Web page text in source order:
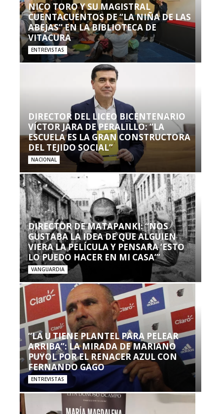
NICO TORO Y SU MAGISTRAL
CUENTACUENTOS DE “LA NIÑA DE LAS
ABEJAS” EN LA BIBLIOTECA DE
VITACURA
ENTREVISTAS
DIRECTOR DEL LICEO BICENTENARIO
VÍCTOR JARA DE PERALILLO: “LA
ESCUELA ES LA GRAN CONSTRUCTORA
DEL TEJIDO SOCIAL”
NACIONAL
DIRECTOR DE MATAPANKI: “NOS
GUSTABA LA IDEA DE QUE ALGUIEN
VIERA LA PELÍCULA Y PENSARA ‘ESTO
LO PUEDO HACER EN MI CASA’”
VANGUARDIA
“LA U TIENE PLANTEL PARA PELEAR
ARRIBA”: LA MIRADA DE MARIANO
PUYOL POR EL RENACER AZUL CON
FERNANDO GAGO
ENTREVISTAS